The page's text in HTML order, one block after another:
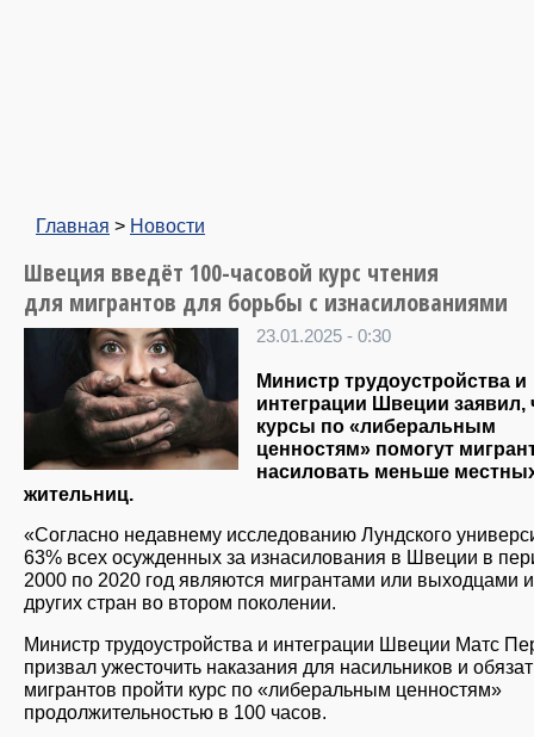
Главная > Новости
Швеция введёт 100-часовой курс чтения
для мигрантов для борьбы с изнасилованиями
23.01.2025 - 0:30
Министр трудоустройства и
интеграции Швеции заявил,
курсы по «либеральным
ценностям» помогут
насиловать меньше
жительниц.
«Согласно недавнему исследованию Лундского
63% всех осужденных за изнасилования в Швеции в
2000 по 2020 год являются мигрантами или выходцами
других стран во втором поколении.
Министр трудоустройства и интеграции Швеции Матс
призвал ужесточить наказания для насильников и
мигрантов пройти курс по «либеральным ценностям»
продолжительностью в 100 часов.